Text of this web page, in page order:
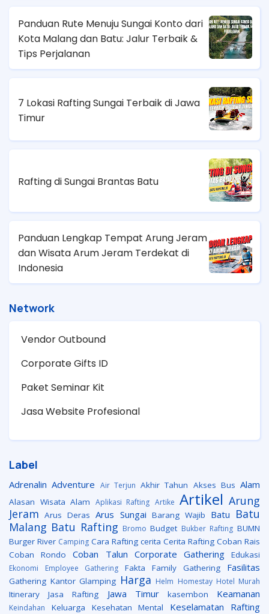
Panduan Rute Menuju Sungai Konto dari
Kota Malang dan Batu: Jalur Terbaik &
Tips Perjalanan
7 Lokasi Rafting Sungai Terbaik di Jawa
Timur
Rafting di Sungai Brantas Batu
Panduan Lengkap Tempat Arung Jeram
dan Wisata Arum Jeram Terdekat di
Indonesia
Network
Vendor Outbound
Corporate Gifts ID
Paket Seminar Kit
Jasa Website Profesional
Label
Adrenalin Adventure Air Terjun Akhir Tahun Akses Bus Alam
Alasan Wisata Alam Aplikasi Rafting Artike Artikel Arung
Jeram Arus Deras Arus Sungai Barang Wajib Batu Batu
Malang Batu Rafting Bromo Budget Bukber Rafting BUMN
Burger River Camping Cara Rafting cerita Cerita Rafting Coban Rais
Coban Rondo
Coban Talun Corporate Gathering Edukasi
Ekonomi Employee Gathering Fakta Family Gathering Fasilitas
Gathering Kantor Glamping Harga Helm Homestay Hotel Murah
Itinerary Jasa Rafting Jawa Timur kasembon Keamanan
Keindahan Keluarga Kesehatan Mental Keselamatan Rafting